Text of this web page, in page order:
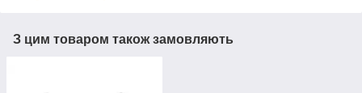
З цим товаром також замовляють